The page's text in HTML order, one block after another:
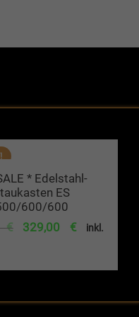
* Edelstahl-
ES
600/600
€
Ursprünglicher
329,00 €Aktueller
inkl.